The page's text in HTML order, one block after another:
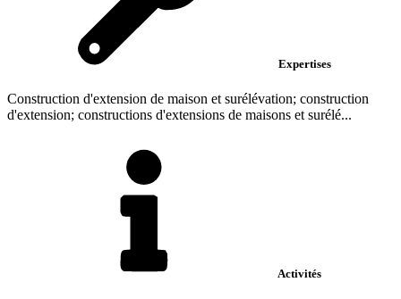
Expertises
Construction d'extension de maison et surélévation; construction
d'extension; constructions d'extensions de maisons et surélé...
Activités